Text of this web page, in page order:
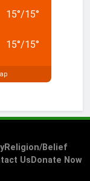
15°/15°
15°/15°
Religion/Belief
Us Donate Now